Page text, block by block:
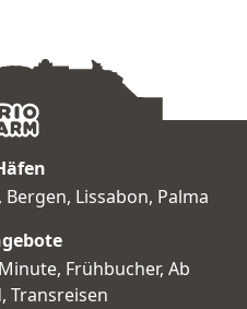
, Bergen, Lissabon, Palma
, Frühbucher, Ab
, Transreisen